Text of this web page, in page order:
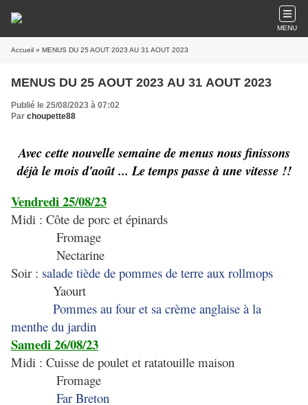
MENU
Accueil » MENUS DU 25 AOUT 2023 AU 31 AOUT 2023
MENUS DU 25 AOUT 2023 AU 31 AOUT 2023
Publié le 25/08/2023 à 07:02
Par choupette88
Avec cette nouvelle semaine de menus nous finissons
déjà le mois d'août ... Le temps passe à une vitesse !!
Vendredi 25/08/23
Midi : Côte de porc et épinards
Fromage
Nectarine
Soir : salade tiède de pommes de terre aux rollmops
Yaourt
Pommes au four et sa crème anglaise à la
menthe du jardin
Samedi 26/08/23
Midi : Cuisse de poulet et ratatouille maison
Fromage
Far Breton